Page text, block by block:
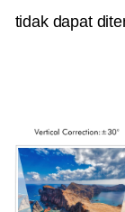
tidak dapat